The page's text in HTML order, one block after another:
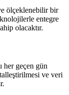
ölçeklenebilir bir
entegre
olacaktır.
her geçen gün
ve veri